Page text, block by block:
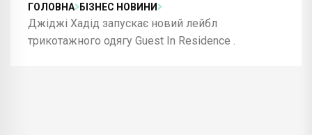
ГОЛОВНА БІЗНЕС НОВИНИ
Джіджі Хадід запускає новий лейбл
трикотажного одягу Guest In Residence .